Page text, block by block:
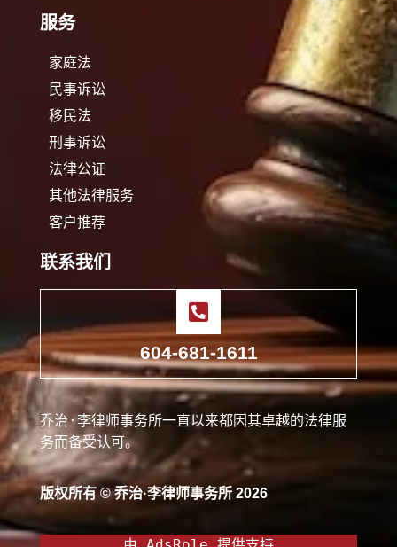
服务
家庭法
民事诉讼
移民法
刑事诉讼
法律公证
其他法律服务
客户推荐
联系我们
604-681-1611
乔治·李律师事务所一直以来都因其卓越的法律服
务而备受认可。
版权所有 © 乔治·李律师事务所 2026